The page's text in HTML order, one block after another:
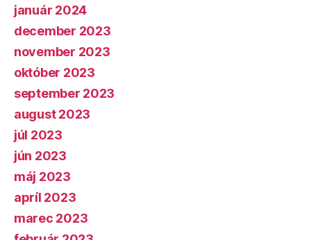
január 2024
december 2023
november 2023
október 2023
september 2023
august 2023
júl 2023
jún 2023
máj 2023
apríl 2023
marec 2023